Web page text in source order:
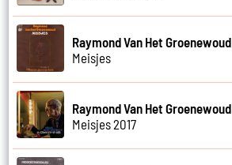
Raymond Van Het Groenewoud
Meisjes
Raymond Van Het Groenewoud
Meisjes 2017